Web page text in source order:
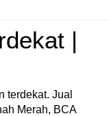
|
terdekat. Jual
Merah, BCA